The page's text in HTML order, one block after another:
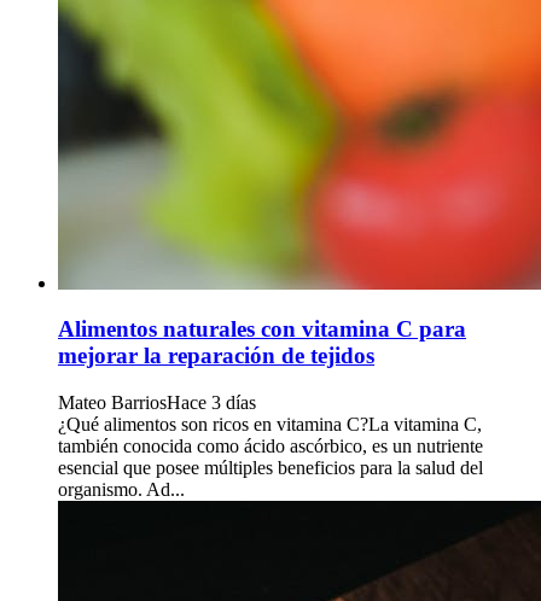
Alimentos naturales con vitamina C para
mejorar la reparación de tejidos
Mateo BarriosHace 3 días
¿Qué alimentos son ricos en vitamina C?La vitamina C,
también conocida como ácido ascórbico, es un nutriente
esencial que posee múltiples beneficios para la salud del
organismo. Ad...